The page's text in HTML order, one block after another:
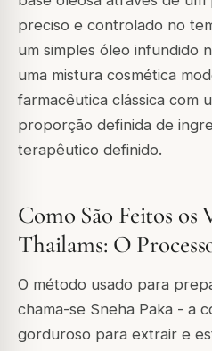
preciso e controlado no
um simples óleo infundido
uma mistura cosmética
farmacêutica clássica com
proporção definida de
terapêutico definido.
Como São Feitos os
Thailams: O
O método usado para
chama-se Sneha Paka - a
gorduroso para extrair e